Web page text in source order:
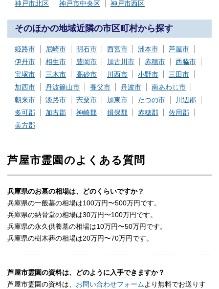
神戸市北区
神戸市中央区 神戸市西区
そのほかの地域近隣の市区町村から探す
姫路市 尼崎市 明石市 西宮市 洲本市
芦屋市
伊丹市
相生市 豊岡市 加古川市 赤穂市
西脇市
宝塚市
三木市 高砂市 川西市 小野市
三田市
加西市
丹波篠山市 養父市 丹波市
南あわじ市
朝来市
淡路市 宍粟市 加東市 たつの市
川辺郡
多可郡
加古郡 神崎郡 揖保郡 赤穂郡
佐用郡
美方郡
芦屋市霊園のよくある質問
兵庫県のお墓の相場は、どのくらいですか？
兵庫県の一般墓の相場は100万円〜500万円です。
兵庫県の納骨堂の相場は30万円〜100万円です。
兵庫県の永久供養墓の相場は10万円〜50万円です。
兵庫県の樹木葬の相場は20万円〜70万円です。
芦屋市霊園の資料は、どのように入手できますか？
芦屋市霊園の資料は、 お問い合わせフォームより無料でお送りす